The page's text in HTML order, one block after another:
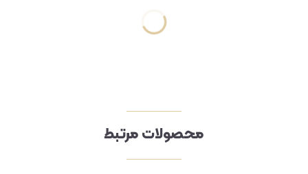
محصولات مرتبط